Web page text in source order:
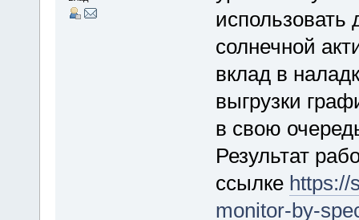
использовать
солнечной
вклад в
выгрузки
в свою
Результат
ссылке https://
monitor-by-